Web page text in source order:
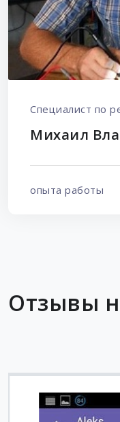
Специалист по
Михаил
опыта работы
Отзывы